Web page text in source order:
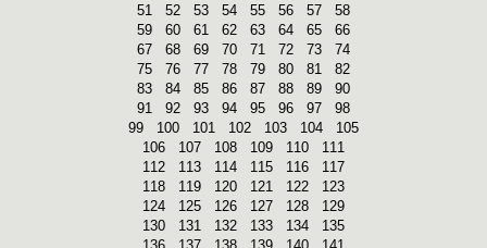
51
52 53 54 55 56 57
58
59
60 61 62 63 64 65
66
67
68 69 70 71 72 73
74
75
76 77 78 79 80 81
82
83
84 85 86 87 88 89
90
91
92 93 94 95 96 97
98
99
100 101 102 103 104
105
106
107 108 109 110
111
112
113 114 115 116
117
118
119 120 121 122
123
124
125 126 127 128
129
130
131 132 133 134
135